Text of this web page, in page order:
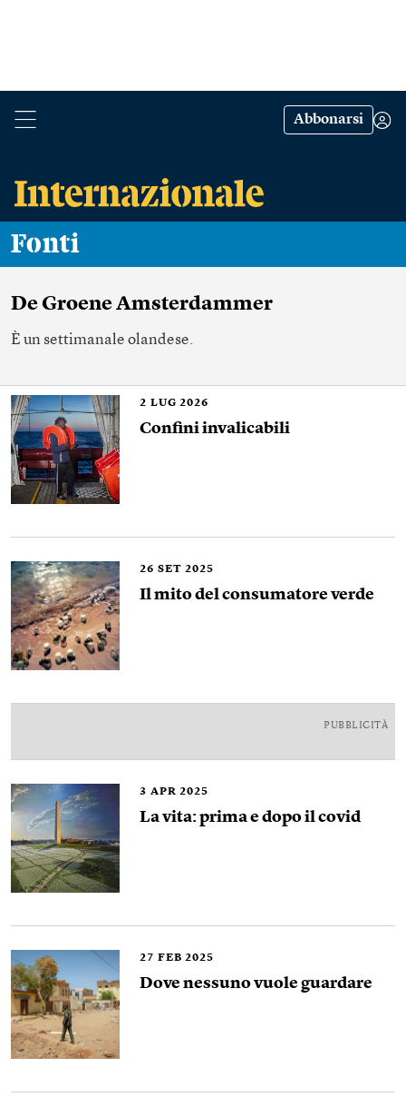
Abbonarsi
Fonti
De Groene Amsterdammer
È un settimanale olandese.
2 LUG 2026
Confini invalicabili
26 SET 2025
Il mito del consumatore verde
PUBBLICITÀ
3 APR 2025
La vita: prima e dopo il covid
27 FEB 2025
Dove nessuno vuole guardare